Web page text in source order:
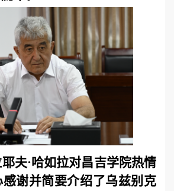
夫·哈如拉对昌吉学院热情
谢并简要介绍了乌兹别克